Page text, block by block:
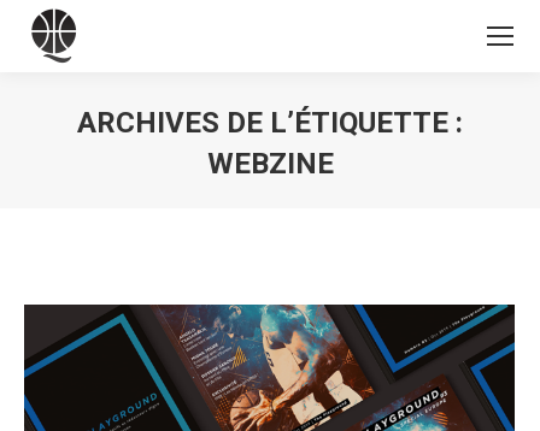
ARCHIVES DE L’ÉTIQUETTE :
WEBZINE